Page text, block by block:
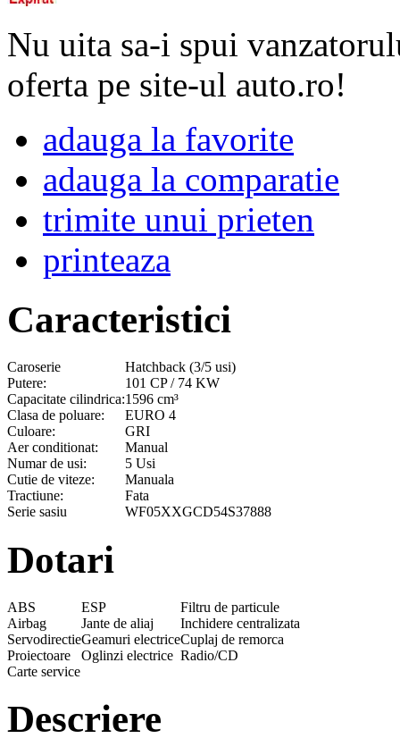
Nu uita sa-i spui
oferta pe site-ul auto.ro!
adauga la favorite
adauga la comparatie
trimite unui prieten
printeaza
Caracteristici
Caroserie
Hatchback (3/5 usi)
Putere:
101 CP / 74 KW
Capacitate cilindrica:1596 cm³
Clasa de poluare:
EURO 4
Culoare:
GRI
Aer conditionat:
Manual
Numar de usi:
5 Usi
Cutie de viteze:
Manuala
Tractiune:
Fata
Serie sasiu
WF05XXGCD54S37888
Dotari
ABS ESP
Filtru de particule
Airbag
Jante de aliaj
Inchidere centralizata
ServodirectieGeamuri electriceCuplaj de remorca
Proiectoare
Oglinzi electrice Radio/CD
Carte service
Descriere